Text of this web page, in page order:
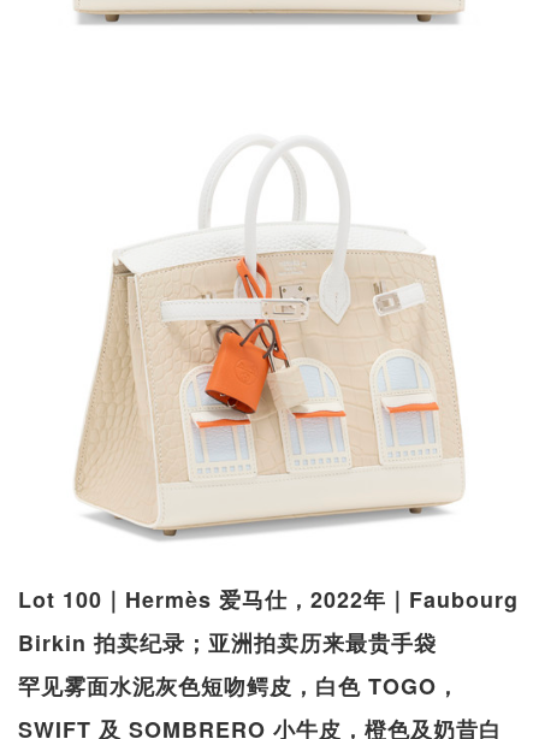
Lot 100｜Hermès 爱马仕，2022年｜Faubourg
Birkin 拍卖纪录；亚洲拍卖历来最贵手袋
罕见雾面水泥灰色短吻鳄皮，白色 TOGO，
SWIFT 及 SOMBRERO 小牛皮，橙色及奶昔白